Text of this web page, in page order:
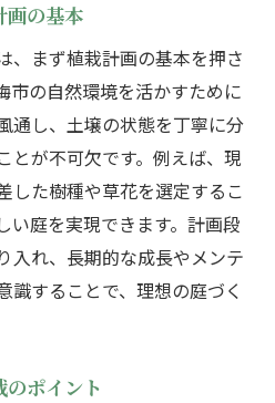
画の基本
、まず植栽計画の基本を押さ
市の自然環境を活かすために
通し、土壌の状態を丁寧に分
とが不可欠です。例えば、現
した樹種や草花を選定するこ
い庭を実現できます。計画段
入れ、長期的な成長やメンテ
識することで、理想の庭づく
のポイント